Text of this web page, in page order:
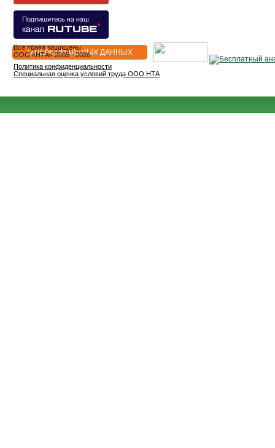
О ПЕРСОНАЛЬНЫХ ДАННЫХ
Все права защищены
OOO «НТА» 2005 - 2026
Политика конфиденциальности
Специальная оценка условий труда ООО НТА